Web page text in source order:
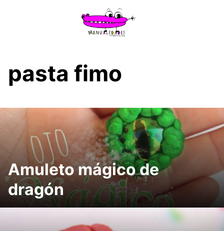
pasta fimo
Amuleto mágico de
dragón